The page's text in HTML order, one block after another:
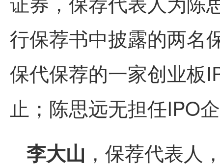
行保荐书中披露的两名
保代保荐的一家创业板
止；陈思远无担任IPO
李大山 ，保荐代表人